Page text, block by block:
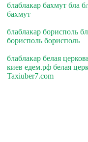
блаблакар бахмут бла
бахмут
блаблакар борисполь
борисполь борисполь
блаблакар белая
киев едем.рф белая
Taxiuber7.com